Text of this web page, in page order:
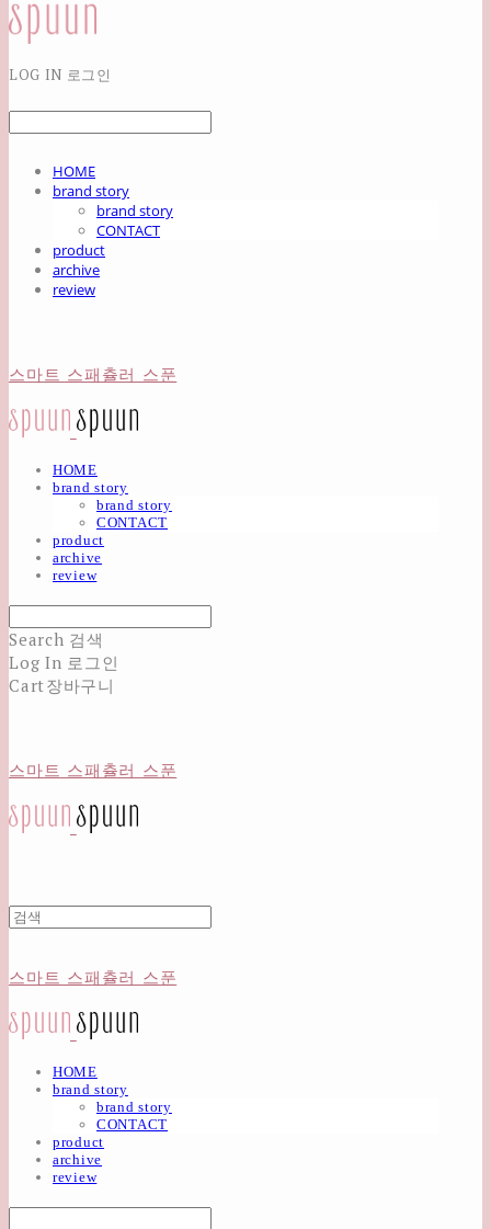
LOG IN 로그인
HOME
brand story
brand story
CONTACT
product
archive
review
스마트 스패츌러 스푼
HOME
brand story
brand story
CONTACT
product
archive
review
Search 검색
Log In 로그인
Cart장바구니
스마트 스패츌러 스푼
스마트 스패츌러 스푼
HOME
brand story
brand story
CONTACT
product
archive
review